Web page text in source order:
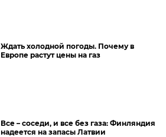
Ждать холодной погоды. Почему в
Европе растут цены на газ
Все – соседи, и все без газа: Финляндия
надеется на запасы Латвии